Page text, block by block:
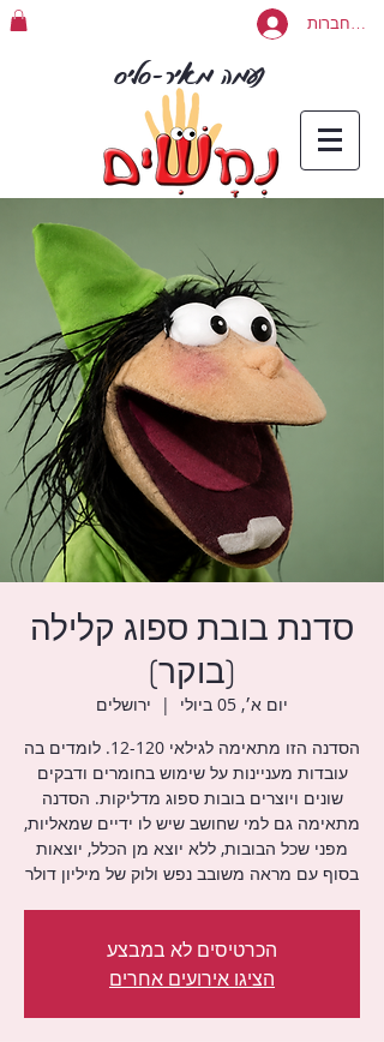
להתחברות
נעמה מאיר-סליס
סדנת בובת ספוג קלילה
(בוקר)
יום א׳, 05 ביולי
  |
ירושלים
הסדנה הזו מתאימה לגילאי 12-120. לומדים בה
עובדות מעניינות על שימוש בחומרים ודבקים
שונים ויוצרים בובות ספוג מדליקות. הסדנה
מתאימה גם למי שחושב שיש לו ידיים שמאליות,
מפני שכל הבובות, ללא יוצא מן הכלל, יוצאות
בסוף עם מראה משובב נפש ולוק של מיליון דולר
הכרטיסים לא במבצע
הציגו אירועים אחרים